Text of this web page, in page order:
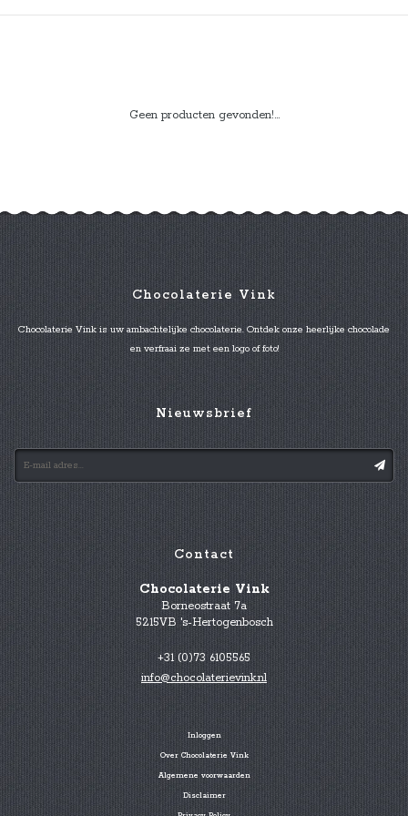
Geen producten gevonden!...
Chocolaterie Vink
Chocolaterie Vink is uw ambachtelijke chocolaterie. Ontdek onze heerlijke chocolade
en verfraai ze met een logo of foto!
Nieuwsbrief
Contact
Chocolaterie Vink
Borneostraat 7a
5215VB 's-Hertogenbosch
+31 (0)73 6105565
info@chocolaterievink.nl
Inloggen
Over Chocolaterie Vink
Algemene voorwaarden
Disclaimer